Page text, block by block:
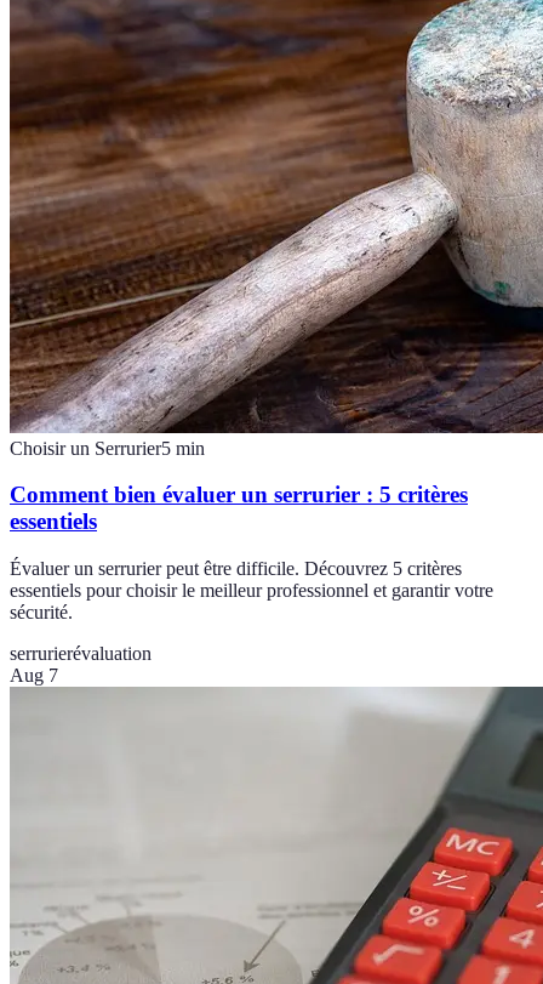
Choisir un Serrurier5 min
Comment bien évaluer un serrurier : 5 critères
essentiels
Évaluer un serrurier peut être difficile. Découvrez 5 critères
essentiels pour choisir le meilleur professionnel et garantir votre
sécurité.
serrurierévaluation
Aug 7